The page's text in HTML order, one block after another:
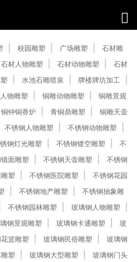
校园雕塑 广场雕塑
石材雕
石材人物雕塑 石材动物雕塑
石材
水池石雕喷泉
牌楼牌坊加工
物雕塑 铜雕动物雕塑
铜雕景观
铜钟铜香炉 青铜鼎雕塑
铜雕天壶
不锈钢人物雕塑
不锈钢动物雕塑
钢灯光雕塑 不锈钢镂空雕塑
不
面雕塑 不锈钢天壶雕塑
不锈钢
塑 不锈钢医院雕塑
不锈钢花园
不锈钢地产雕塑
不锈钢抽象雕
不锈钢园林雕塑
玻璃钢人物雕塑
钢景观雕塑 玻璃钢卡通雕塑
玻
篮雕塑 玻璃钢民俗雕塑
玻璃钢
塑 玻璃钢大型雕塑
玻璃钢门头